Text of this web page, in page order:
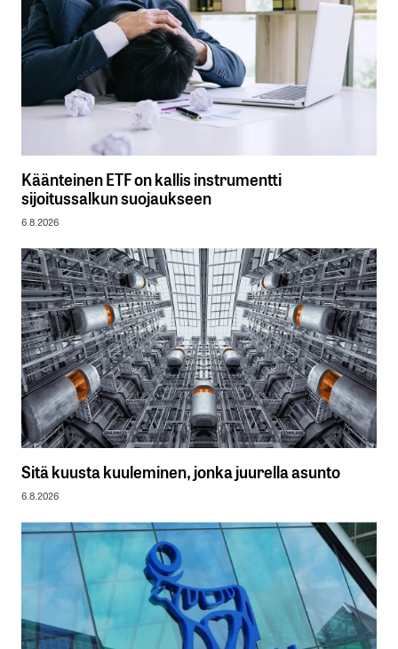
Käänteinen ETF on kallis instrumentti
sijoitussalkun suojaukseen
6.8.2026
Sitä kuusta kuuleminen, jonka juurella asunto
6.8.2026